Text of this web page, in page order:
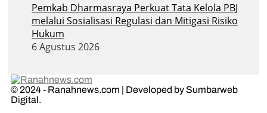
Pemkab Dharmasraya Perkuat Tata Kelola PBJ
melalui Sosialisasi Regulasi dan Mitigasi Risiko
Hukum
6 Agustus 2026
© 2024 - Ranahnews.com | Developed by Sumbarweb
Digital.